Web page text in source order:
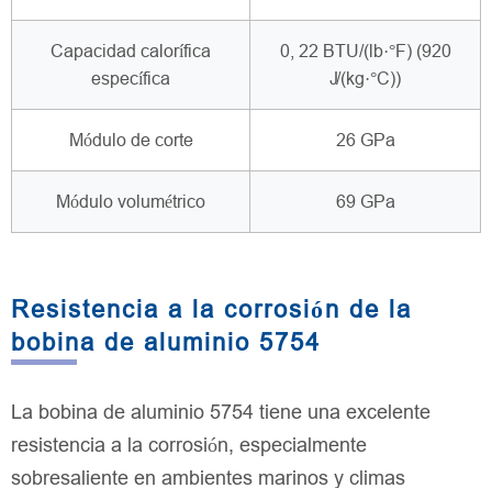
Capacidad calorífica
específica
0, 22 BTU/(lb·°F) (920
J/(kg·°C))
Módulo de corte 26 GPa
Módulo volumétrico 69 GPa
Resistencia a la corrosión de la
bobina de aluminio 5754
La bobina de aluminio 5754 tiene una excelente
resistencia a la corrosión, especialmente
sobresaliente en ambientes marinos y climas